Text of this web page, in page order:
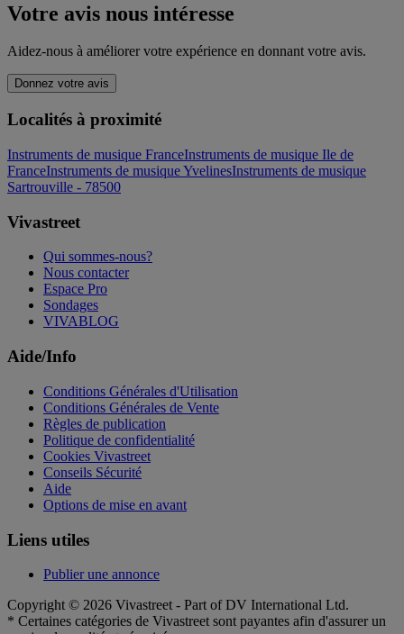
Votre avis nous intéresse
Aidez-nous à améliorer votre expérience en donnant votre avis.
Donnez votre avis
Localités à proximité
Instruments de musique FranceInstruments de musique Ile de
FranceInstruments de musique YvelinesInstruments de musique
Sartrouville - 78500
Vivastreet
Qui sommes-nous?
Nous contacter
Espace Pro
Sondages
VIVABLOG
Aide/Info
Conditions Générales d'Utilisation
Conditions Générales de Vente
Règles de publication
Politique de confidentialité
Cookies Vivastreet
Conseils Sécurité
Aide
Options de mise en avant
Liens utiles
Publier une annonce
Copyright © 2026 Vivastreet - Part of DV International Ltd.
* Certaines catégories de Vivastreet sont payantes afin d'assurer un